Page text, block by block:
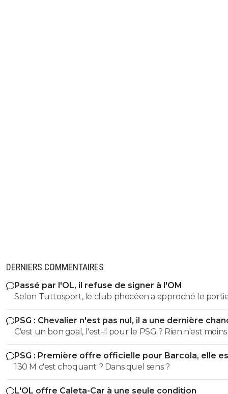
DERNIERS COMMENTAIRES
Passé par l'OL, il refuse de signer à l'OM
Selon Tuttosport, le club phocéen a approché le
Leeds ces derniers jours afin de sonder son intérêt
arrivée en Provence., y a pas que des sites pourris, tous
sites de foot relayent cette info.
PSG : Chevalier n'est pas nul, il a une dernière
C'est un bon goal, l'est-il pour le PSG ? Rien n'est
ferait le bonheur ailleurs le PSG est devenu trop
IMPORTANT pour lui le PSG est peut être le futur Réal
Madrid
PSG : Première offre officielle pour Barcola, elle
choquante
130 M c'est choquant ? Dans quel sens ?
L'OL offre Caleta-Car à une seule condition